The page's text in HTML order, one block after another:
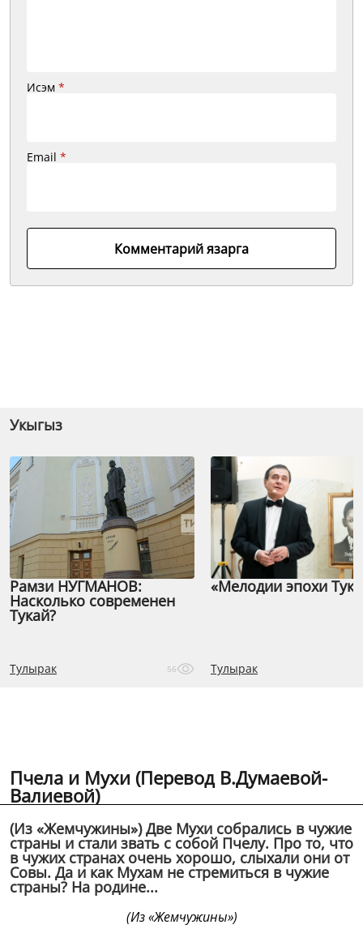
Исэм *
Email *
Комментарий язарга
Укыгыз
Рамзи НУГМАНОВ:
Насколько современен
Тукай?
Тулырак 56
«Мелодии эпохи
Тулырак
Пчела и Мухи (Перевод В.Думаевой-
Валиевой)
(Из «Жемчужины») Две Мухи собрались в чужие
страны и стали звать с собой Пчелу. Про то, что
в чужих странах очень хорошо, слыхали они от
Совы. Да и как Мухам не стремиться в чужие
страны? На родине...
(Из «Жемчужины»)